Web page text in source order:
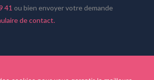
41 ou bien envoyer votre demande
de contact.